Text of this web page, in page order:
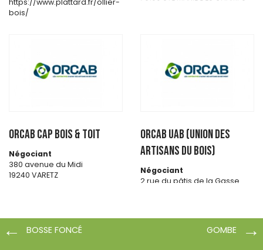
https://www.plattard.fr/ollier-
bois/
ORCAB CAP BOIS & TOIT
Négociant
380 avenue du Midi
19240 VARETZ
ORCAB UAB (Union des
artisans du bois)
Négociant
2 rue du pâtis de la Gasse
BOSSE FONCÉ GOMBE